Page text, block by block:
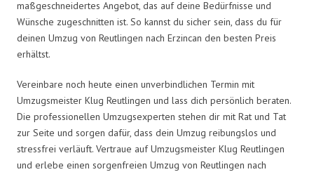
maßgeschneidertes Angebot, das auf deine Bedürfnisse und
Wünsche zugeschnitten ist. So kannst du sicher sein, dass du für
deinen Umzug von Reutlingen nach Erzincan den besten Preis
erhältst.
Vereinbare noch heute einen unverbindlichen Termin mit
Umzugsmeister Klug Reutlingen und lass dich persönlich beraten.
Die professionellen Umzugsexperten stehen dir mit Rat und Tat
zur Seite und sorgen dafür, dass dein Umzug reibungslos und
stressfrei verläuft. Vertraue auf Umzugsmeister Klug Reutlingen
und erlebe einen sorgenfreien Umzug von Reutlingen nach